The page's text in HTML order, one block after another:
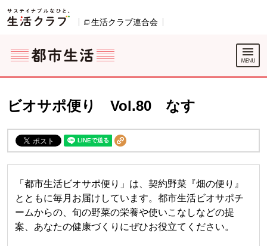
ページの先頭です。
生活クラブ連合会
ここからサイト内共通メニューです。
サイト内共通メニューをスキップする
サイト内共通メニューここまで。
ビオサポ便り Vol.80 なす
「都市生活ビオサポ便り」は、契約野菜『畑の便り』
とともに毎月お届けしています。都市生活ビオサポチ
ームからの、旬の野菜の栄養や使いこなしなどの提
案、あなたの健康づくりにぜひお役立てください。